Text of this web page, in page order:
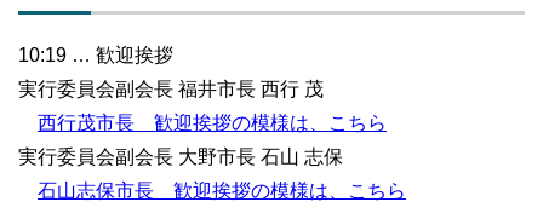
10:19 … 歓迎挨拶
実行委員会副会長 福井市長 西行 茂
西行茂市長 歓迎挨拶の模様は、こちら
実行委員会副会長 大野市長 石山 志保
石山志保市長 歓迎挨拶の模様は、こちら